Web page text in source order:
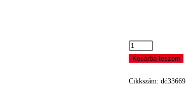
Kosárba teszem
Cikkszám: dd33669